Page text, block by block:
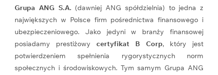
Grupa ANG S.A. (dawniej ANG spółdzielnia) to jedna z
największych w Polsce firm pośrednictwa finansowego i
ubezpieczeniowego. Jako jedyni w branży finansowej
posiadamy prestiżowy certyfikat B Corp, który jest
potwierdzeniem spełnienia rygorystycznych norm
społecznych i środowiskowych. Tym samym Grupa ANG